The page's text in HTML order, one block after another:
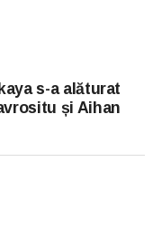
s-a alăturat
și Aihan